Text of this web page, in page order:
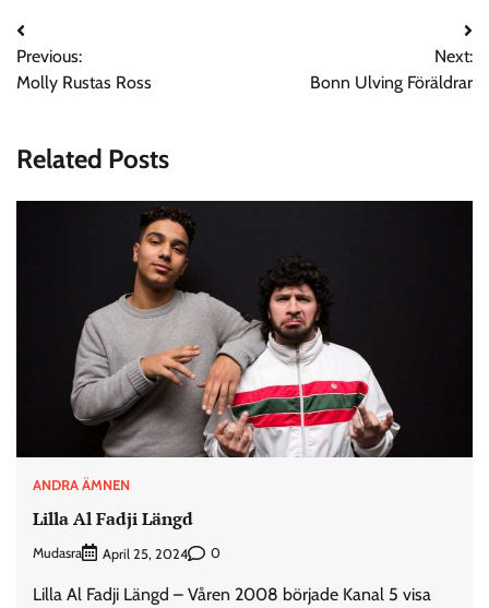
Post
navigation
Previous:
Molly Rustas Ross
Next:
Bonn Ulving Föräldrar
Related Posts
ANDRA ÄMNEN
Lilla Al Fadji Längd
Mudasra April 25, 2024 0
Lilla Al Fadji Längd – Våren 2008 började Kanal 5 visa